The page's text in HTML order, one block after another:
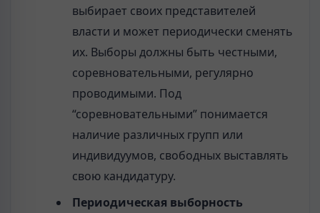
выбирает своих представителей
власти и может периодически сменять
их. Выборы должны быть честными,
соревновательными, регулярно
проводимыми. Под
“соревновательными” понимается
наличие различных групп или
индивидуумов, свободных выставлять
свою кандидатуру.
Периодическая выборность